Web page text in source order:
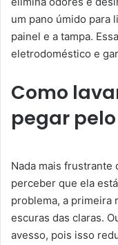
um pano úmido para
painel e a tampa.
eletrodoméstico e
Como
pegar pelo
Nada mais frustrante
perceber que ela
problema, a primeira
escuras das claras.
avesso, pois isso